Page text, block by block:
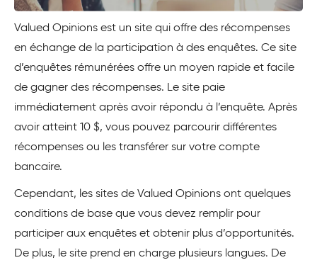
Valued Opinions est un site qui offre des récompenses
en échange de la participation à des enquêtes. Ce site
d’enquêtes rémunérées offre un moyen rapide et facile
de gagner des récompenses. Le site paie
immédiatement après avoir répondu à l’enquête. Après
avoir atteint 10 $, vous pouvez parcourir différentes
récompenses ou les transférer sur votre compte
bancaire.
Cependant, les sites de Valued Opinions ont quelques
conditions de base que vous devez remplir pour
participer aux enquêtes et obtenir plus d’opportunités.
De plus, le site prend en charge plusieurs langues. De